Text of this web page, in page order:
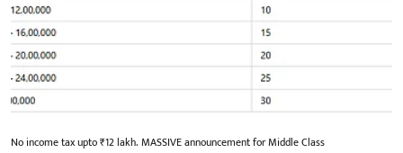
No income tax upto ₹12 lakh. MASSIVE announcement for Middle Class